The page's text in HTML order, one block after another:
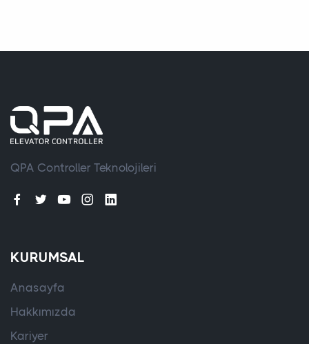
QPA Controller Teknolojileri
KURUMSAL
Anasayfa
Hakkımızda
Kariyer